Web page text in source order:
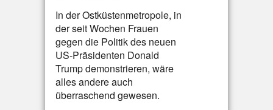
In der Ostküstenmetropole, in
der seit Wochen Frauen
gegen die Politik des neuen
US-Präsidenten Donald
Trump demonstrieren, wäre
alles andere auch
überraschend gewesen.